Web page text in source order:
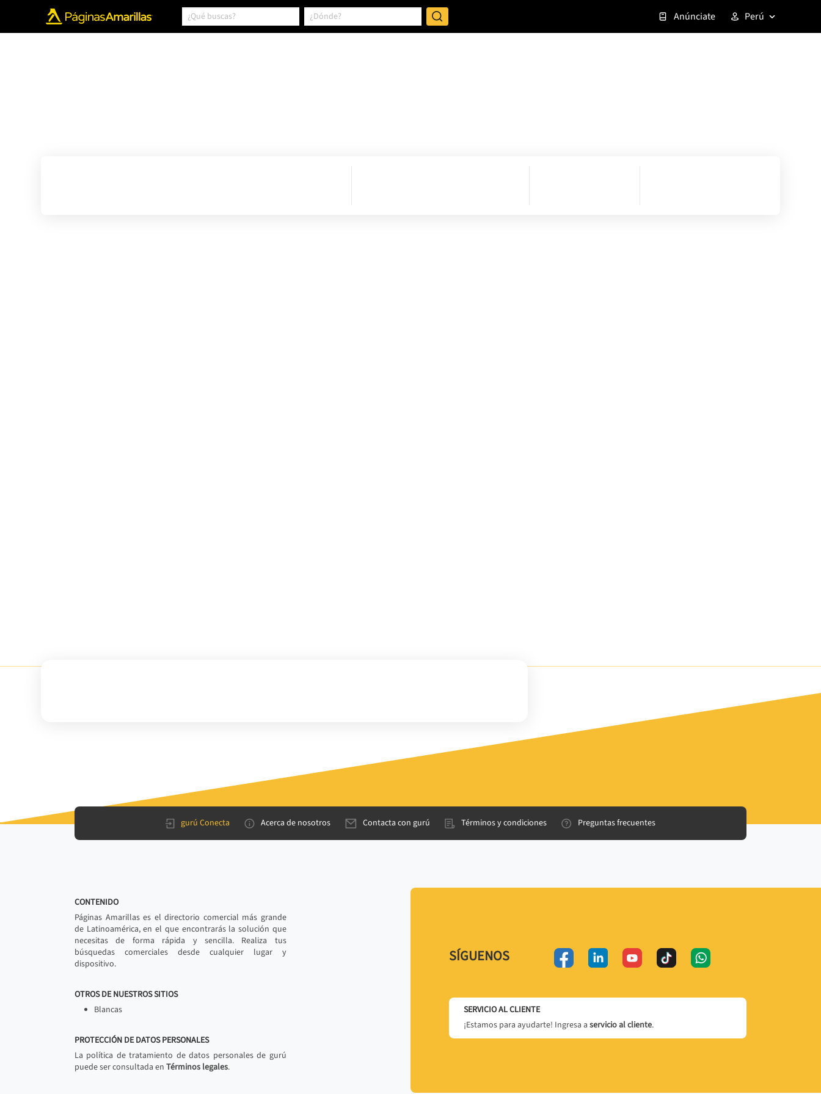
Anúnciate Perú
gurú Conecta Acerca de nosotros Contacta con gurú Términos y condiciones Preguntas frecuentes
CONTENIDO
Páginas Amarillas es el directorio comercial más grande
de Latinoamérica, en el que encontrarás la solución que
necesitas de forma rápida y sencilla. Realiza tus
búsquedas comerciales desde cualquier lugar y
dispositivo.
OTROS DE NUESTROS SITIOS
Blancas
PROTECCIÓN DE DATOS PERSONALES
La política de tratamiento de datos personales de gurú
puede ser consultada en Términos legales.
SÍGUENOS
SERVICIO AL CLIENTE
¡Estamos para ayudarte! Ingresa a servicio al cliente.